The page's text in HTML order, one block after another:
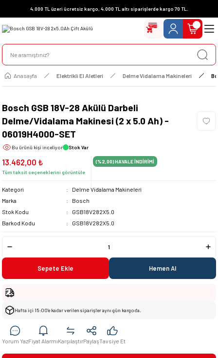
4.000 TL üzeri ücretsiz kargo, 4.000 TL altı siparişlerde kargo 70 TL.
Anasayfa Elektrikli El Aletleri Delme Vidalama Makineleri
Bosch GSB 18V-28 Akülü Darbeli
Delme/Vidalama Makinesi (2 x 5.0 Ah) -
06019H4000-SET
Bu ürünü kişi inceliyor Stok Var
13.462,00 ₺
Tüm taksit seçeneklerini görüntüle
(%2,00)HAVALE İNDİRİMİ
Kategori
Delme Vidalama Makineleri
Marka
Bosch
Stok Kodu
GSB18V282X5.0
Barkod Kodu
GSB18V282X5.0
Sepete Ekle Hemen Al
Hafta içi 15:00’e kadar verilen siparişler aynı gün kargoda.
Yorum YazFiyat AlarmıKarşılaştırPaylaşTavsiye Et